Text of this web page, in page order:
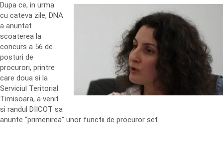
Dupa ce, in urma
cu cateva zile, DNA
a anuntat
scoaterea la
concurs a 56 de
posturi de
procurori, printre
care doua si la
Serviciul Teritorial
Timisoara, a venit
si randul DIICOT sa
anunte “primenirea” unor functii de procuror sef.